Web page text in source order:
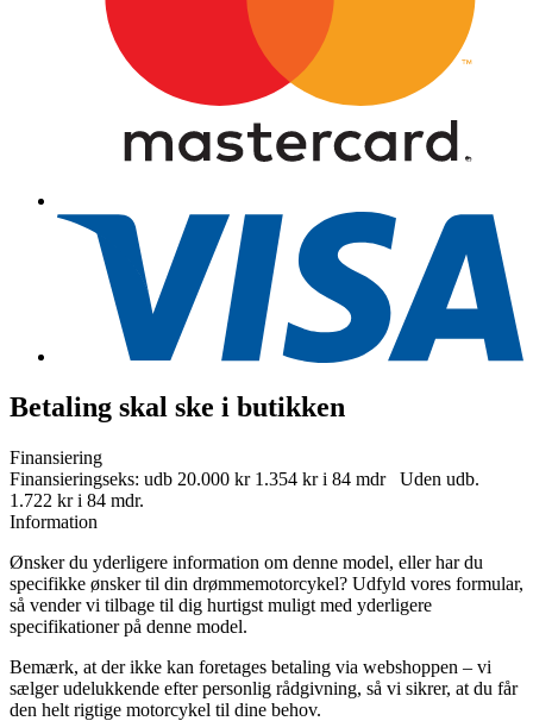
Betaling skal ske i butikken
Finansiering
Finansieringseks: udb 20.000 kr 1.354 kr i 84 mdr Uden udb.
1.722 kr i 84 mdr.
Information
Ønsker du yderligere information om denne model, eller har du
specifikke ønsker til din drømmemotorcykel? Udfyld vores formular,
så vender vi tilbage til dig hurtigst muligt med yderligere
specifikationer på denne model.
Bemærk, at der ikke kan foretages betaling via webshoppen – vi
sælger udelukkende efter personlig rådgivning, så vi sikrer, at du får
den helt rigtige motorcykel til dine behov.